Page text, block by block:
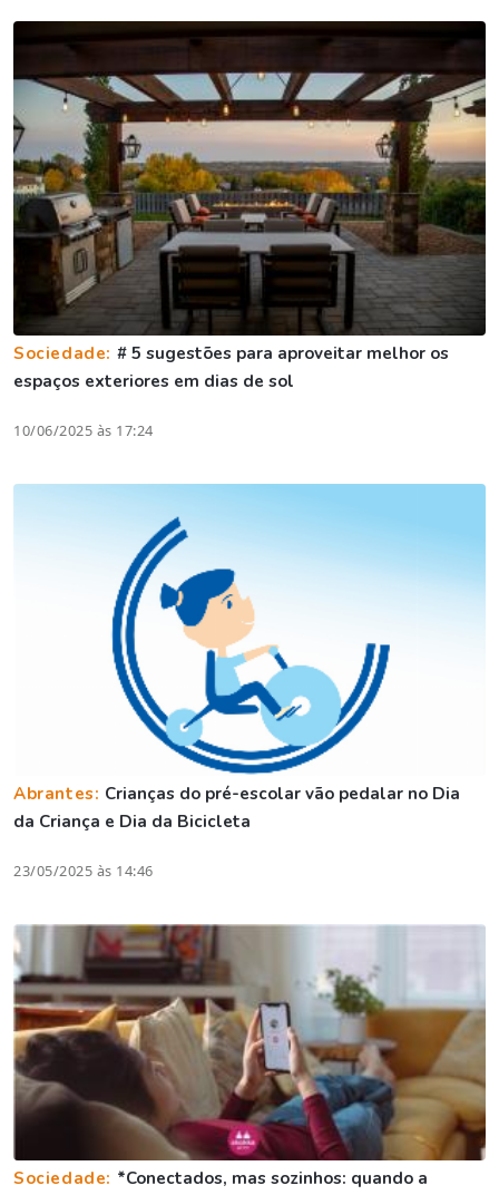
Sociedade: # 5 sugestões para aproveitar melhor os
espaços exteriores em dias de sol
10/06/2025 às 17:24
Abrantes: Crianças do pré-escolar vão pedalar no Dia
da Criança e Dia da Bicicleta
23/05/2025 às 14:46
Sociedade: *Conectados, mas sozinhos: quando a